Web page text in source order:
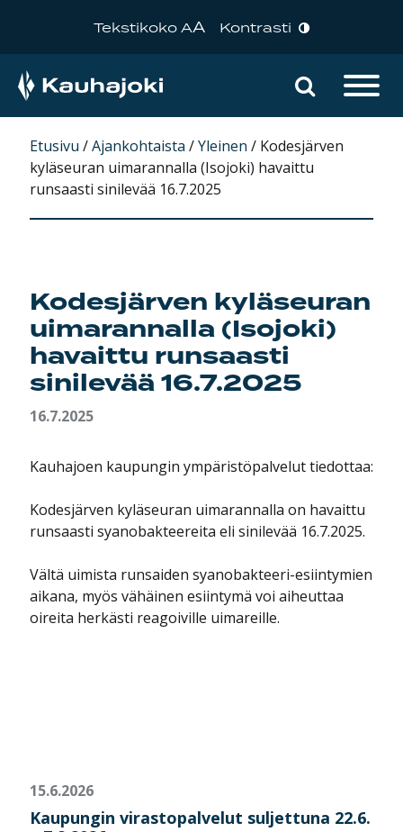
Tekstikoko AA Kontrasti
Päävalikko Hae
Etusivu /Ajankohtaista /Yleinen / Kodesjärven
kyläseuran uimarannalla (Isojoki) havaittu
runsaasti sinilevää 16.7.2025
Kodesjärven kyläseuran
uimarannalla (Isojoki)
havaittu runsaasti
sinilevää 16.7.2025
16.7.2025
Kauhajoen kaupungin ympäristöpalvelut tiedottaa:
Kodesjärven kyläseuran uimarannalla on havaittu
runsaasti syanobakteereita eli sinilevää 16.7.2025.
Vältä uimista runsaiden syanobakteeri-esiintymien
aikana, myös vähäinen esiintymä voi aiheuttaa
oireita herkästi reagoiville uimareille.
15.6.2026
Kaupungin virastopalvelut suljettuna 22.6.